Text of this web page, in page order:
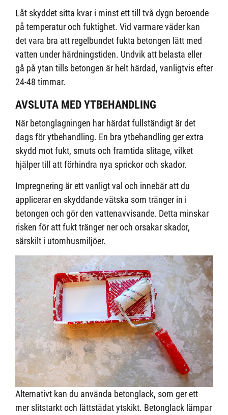
Låt skyddet sitta kvar i minst ett till två dygn beroende
på temperatur och fuktighet. Vid varmare väder kan
det vara bra att regelbundet fukta betongen lätt med
vatten under härdningstiden. Undvik att belasta eller
gå på ytan tills betongen är helt härdad, vanligtvis efter
24-48 timmar.
AVSLUTA MED YTBEHANDLING
När betonglagningen har härdat fullständigt är det
dags för ytbehandling. En bra ytbehandling ger extra
skydd mot fukt, smuts och framtida slitage, vilket
hjälper till att förhindra nya sprickor och skador.
Impregnering är ett vanligt val och innebär att du
applicerar en skyddande vätska som tränger in i
betongen och gör den vattenavvisande. Detta minskar
risken för att fukt tränger ner och orsakar skador,
särskilt i utomhusmiljöer.
Alternativt kan du använda betonglack, som ger ett
mer slitstarkt och lättstädat ytskikt. Betonglack lämpar